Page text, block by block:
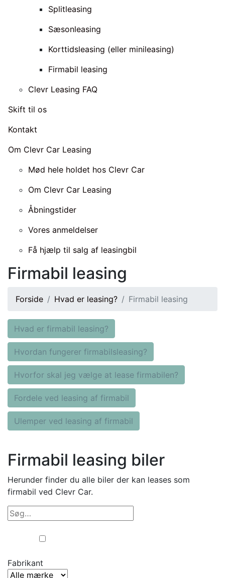
Splitleasing
Sæsonleasing
Korttidsleasing (eller minileasing)
Firmabil leasing
Clevr Leasing FAQ
Skift til os
Kontakt
Om Clevr Car Leasing
Mød hele holdet hos Clevr Car
Om Clevr Car Leasing
Åbningstider
Vores anmeldelser
Få hjælp til salg af leasingbil
Firmabil leasing
Forside Hvad er leasing? Firmabil leasing
Hvad er firmabil leasing?
Hvordan fungerer firmabilsleasing?
Hvorfor skal jeg vælge at lease firmabilen?
Fordele ved leasing af firmabil
Ulemper ved leasing af firmabil
Firmabil leasing biler
Herunder finder du alle biler der kan leases som
firmabil ved Clevr Car.
Fabrikant